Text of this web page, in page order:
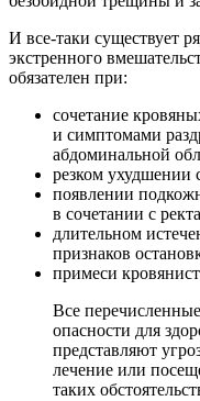
И все-таки существует
экстренного
обязателен при:
сочетание
и симптомами
абдоминальной
резком ухудшении
появлении
в сочетании с
длительном
признаков
примеси
Все
опасности для
представляют
лечение или
таких